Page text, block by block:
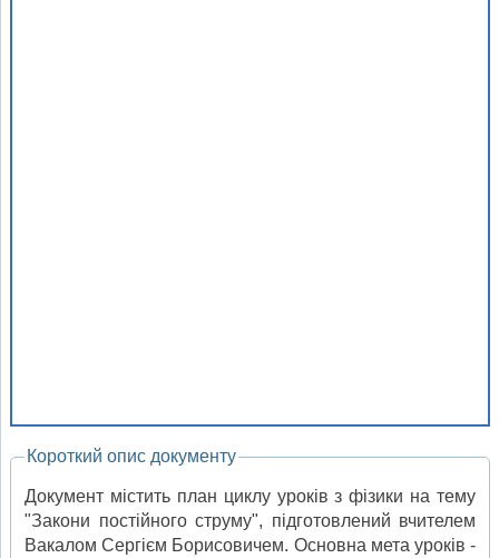
Короткий опис документу
Документ містить план циклу уроків з фізики на тему
"Закони постійного струму", підготовлений вчителем
Вакалом Сергієм Борисовичем. Основна мета уроків -